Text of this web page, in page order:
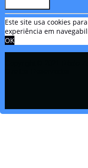
Este site usa cookies
experiência em
OK